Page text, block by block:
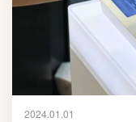
2024.01.01